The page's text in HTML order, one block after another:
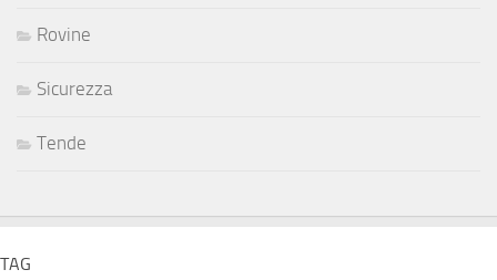
Rovine
Sicurezza
Tende
TAG